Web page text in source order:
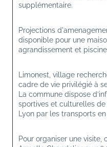
supplémentaire.
Projections
disponible pour une
agrandissement et
Limonest, village
cadre de vie privilégié à
La commune dispose
sportives et culturelles
Lyon par les transports
Pour organiser une visite,